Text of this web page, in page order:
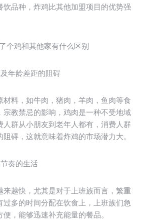
品种，炸鸡比其他加盟项目的优势强
鸡和其他家有什么区别
年龄差距的阻碍
料，如牛肉，猪肉，羊肉，鱼肉等食
宗教禁忌的影响，鸡肉是一种不受地域
人群从小朋友到老年人都有，消费人群
碍，这就意味着炸鸡的市场潜力大。
奏的生活
越快，尤其是对于上班族而言，繁重
过多的时间分配在饮食上，上班族们急
，能够迅速补充能量的餐品。